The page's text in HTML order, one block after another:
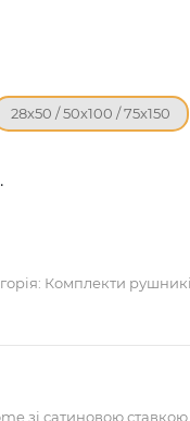
28х50 / 50х100 / 75х150
Комплекти
зі сатиновою ставкою.